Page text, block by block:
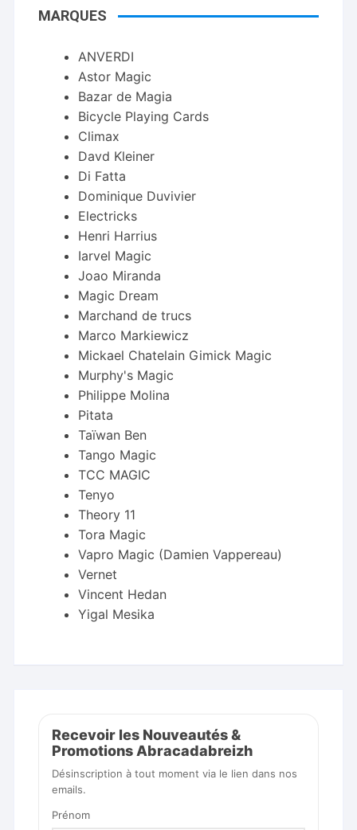
MARQUES
ANVERDI
Astor Magic
Bazar de Magia
Bicycle Playing Cards
Climax
Davd Kleiner
Di Fatta
Dominique Duvivier
Electricks
Henri Harrius
Iarvel Magic
Joao Miranda
Magic Dream
Marchand de trucs
Marco Markiewicz
Mickael Chatelain Gimick Magic
Murphy's Magic
Philippe Molina
Pitata
Taïwan Ben
Tango Magic
TCC MAGIC
Tenyo
Theory 11
Tora Magic
Vapro Magic (Damien Vappereau)
Vernet
Vincent Hedan
Yigal Mesika
Recevoir les Nouveautés &
Promotions Abracadabreizh
Désinscription à tout moment via le lien dans nos
emails.
Prénom